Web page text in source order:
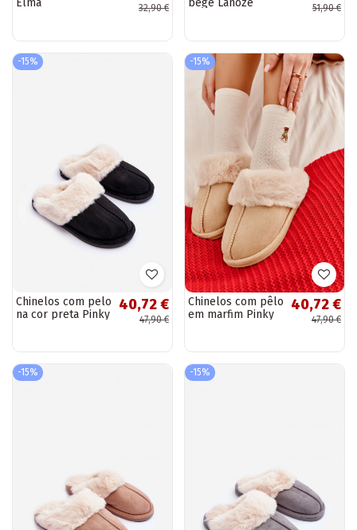
Elma
32,90 €
bege Lanoze
51,90 €
-15%
Chinelos com pelo
na cor preta Pinky
40,72 €
47,90 €
-15%
Chinelos com pêlo
em marfim Pinky
40,72 €
47,90 €
-15% -15%